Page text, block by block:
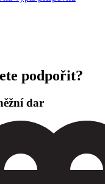
podpořit?
dar